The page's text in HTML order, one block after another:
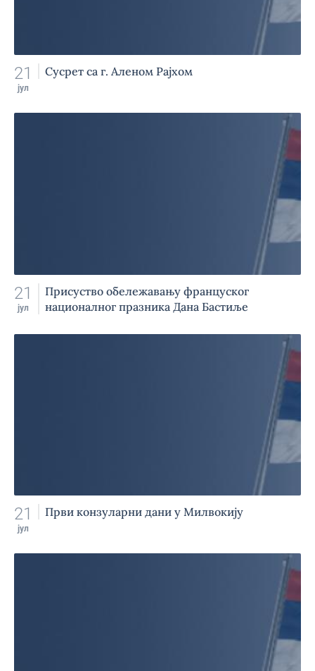
21
јул
Сусрет са г. Аленом Рајхом
21
јул
Присуство обележавању француског
националног празника Дана Бастиље
21
јул
Први конзуларни дани у Милвокију